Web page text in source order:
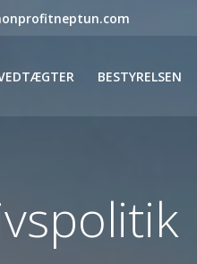
BESTYRELSEN